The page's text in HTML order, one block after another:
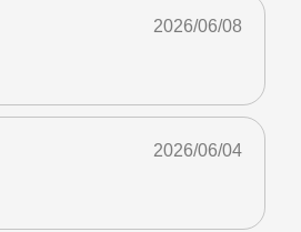
2026/06/08
2026/06/04